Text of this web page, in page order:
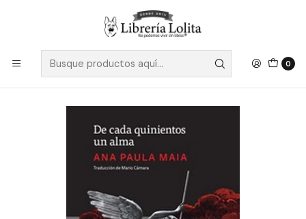
0
Despacho a todo Chile
De Cada Quinientos Un Alma - Maia, Ana Paula